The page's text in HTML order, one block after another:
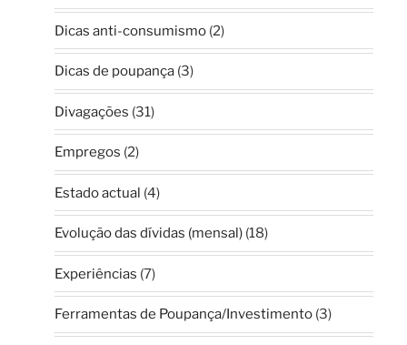
Dicas anti-consumismo(2)
Dicas de poupança(3)
Divagações (31)
Empregos (2)
Estado actual (4)
Evolução das dívidas (mensal)(18)
Experiências (7)
Ferramentas de Poupança/Investimento(3)